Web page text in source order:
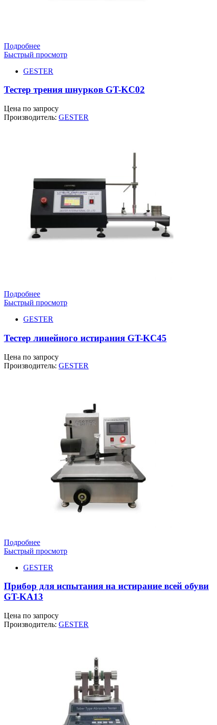
Подробнее
Быстрый просмотр
GESTER
Тестер трения шнурков GT-KC02
Цена по запросу
Производитель: GESTER
Подробнее
Быстрый просмотр
GESTER
Тестер линейного истирания GT-KC45
Цена по запросу
Производитель: GESTER
Подробнее
Быстрый просмотр
GESTER
Прибор для испытания на истирание всей обуви
GT-KA13
Цена по запросу
Производитель: GESTER